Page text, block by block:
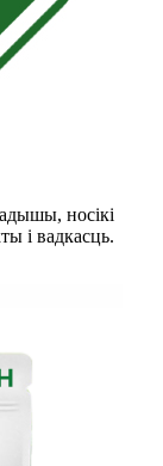
носікі
і вадкасць.